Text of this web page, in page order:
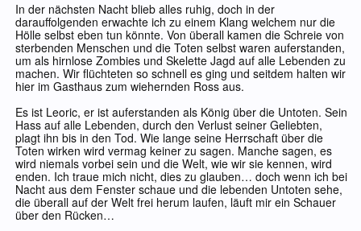
In der nächsten Nacht blieb alles ruhig, doch in der
darauffolgenden erwachte ich zu einem Klang welchem nur die
Hölle selbst eben tun könnte. Von überall kamen die Schreie von
sterbenden Menschen und die Toten selbst waren auferstanden,
um als hirnlose Zombies und Skelette Jagd auf alle Lebenden zu
machen. Wir flüchteten so schnell es ging und seitdem halten wir
hier im Gasthaus zum wiehernden Ross aus.
Es ist Leoric, er ist auferstanden als König über die Untoten. Sein
Hass auf alle Lebenden, durch den Verlust seiner Geliebten,
plagt ihn bis in den Tod. Wie lange seine Herrschaft über die
Toten wirken wird vermag keiner zu sagen. Manche sagen, es
wird niemals vorbei sein und die Welt, wie wir sie kennen, wird
enden. Ich traue mich nicht, dies zu glauben… doch wenn ich bei
Nacht aus dem Fenster schaue und die lebenden Untoten sehe,
die überall auf der Welt frei herum laufen, läuft mir ein Schauer
über den Rücken…